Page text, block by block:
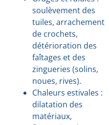
soulèvement des
tuiles, arrachement
de crochets,
détérioration des
faîtages et des
zingueries (solins,
noues, rives).
Chaleurs estivales :
dilatation des
matériaux,